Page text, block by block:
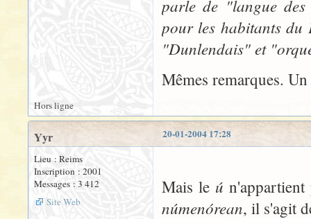
parle de "langue
pour les habitants du
"Dunlendais" et
Mêmes remarques.
Hors ligne
20-01-2004 17:28
Yyr
Lieu : Reims
Inscription : 2001
Messages : 3 412
Site Web
Mais le ú
númenórean, il s'agit